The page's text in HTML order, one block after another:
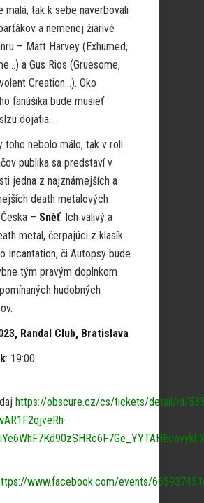
malá, tak k sebe naverbovali
a nemenej žiarivé
– Matt Harvey (Exhumed,
a Gus Rios (Gruesome,
Creation…). Oko
fanúšika bude musieť
dojatia…
toho nebolo málo, tak v roli
publika sa predstaví v
jedna z najznámejších a
death metalových
– Sněť. Ich valivý a
metal, čerpajúci z klasík
Incantation, či Autopsy bude
tým pravým doplnkom
hudobných
Randal Club, Bratislava
: 19:00
https://obscure.cz/cs/tickets/detail/id/
www.facebook.com/events/